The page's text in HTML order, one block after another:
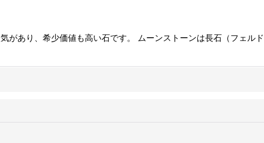
があり、希少価値も高い石です。 ムーンストーンは長石（フェル